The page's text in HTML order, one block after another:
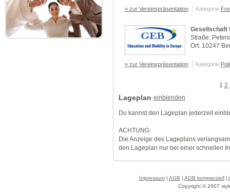
» zur Vereinspräsentation Kategorie
Gesellschaft
Straße:
Ort: 10247
» zur Vereinspräsentation Kategorie
1 2
Lageplan einblenden
Du kannst den Lageplan jederzeit
ACHTUNG:
Die Anzeige des Lageplans
den Lageplan nur bei einer schnellen
Impressum| AGB | AGB kommerziell|
Copyright © 2007